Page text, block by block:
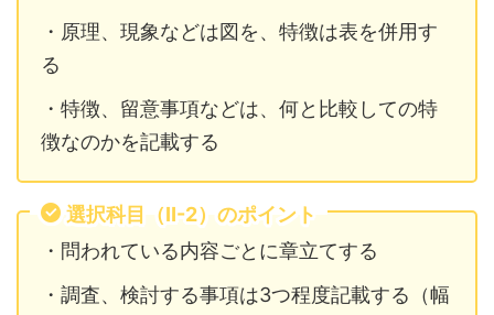
・原理、現象などは図を、特徴は表を併用す
る
・特徴、留意事項などは、何と比較しての特
徴なのかを記載する
選択科目（Ⅱ-2）のポイント
・問われている内容ごとに章立てする
・調査、検討する事項は3つ程度記載する（幅